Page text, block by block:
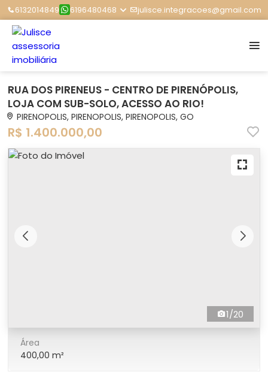
6132014849 6196480468 julisce.integracoes@gmail.com
RUA DOS PIRENEUS - CENTRO DE PIRENÓPOLIS,
LOJA COM SUB-SOLO, ACESSO AO RIO!
PIRENOPOLIS, PIRENOPOLIS, PIRENOPOLIS, GO
R$ 1.400.000,00
1/20
Área
400,00 m²